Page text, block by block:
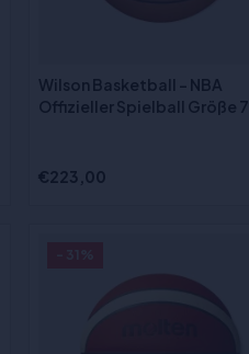
Wilson Basketball - NBA
Offizieller Spielball Größe 7
€223,00